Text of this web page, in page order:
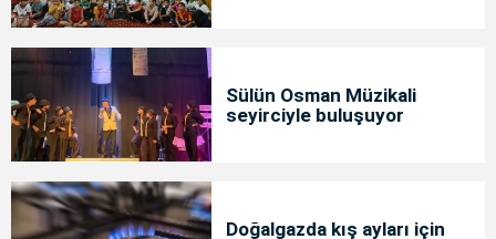
Sülün Osman Müzikali
seyirciyle buluşuyor
Doğalgazda kış ayları için